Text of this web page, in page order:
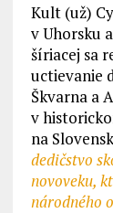
Kult (už)
v Uhorsku
šíriacej sa
uctievanie
Škvarna a
v
na
dedičstvo
novoveku,
národného